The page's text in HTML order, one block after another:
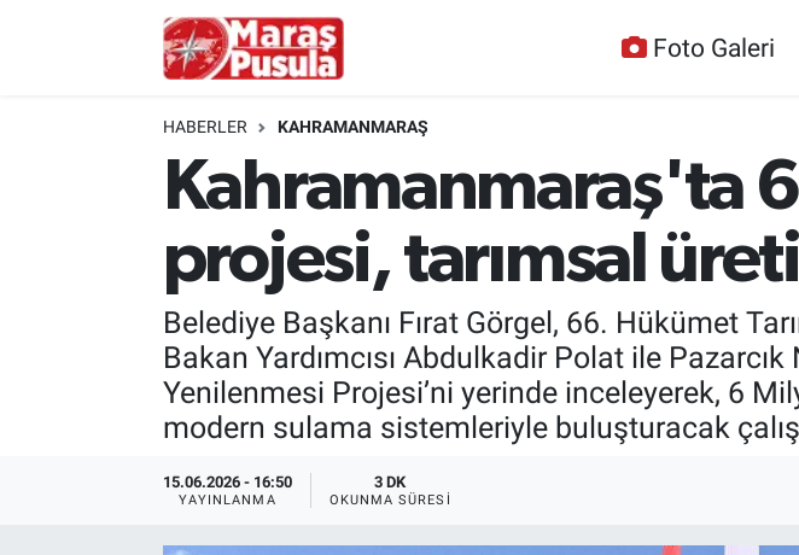
Foto Galeri
HABERLER KAHRAMANMARAŞ
Kahramanmaraş'ta
projesi, tarımsal
Belediye Başkanı Fırat Görgel, 66. Hükümet
Bakan Yardımcısı Abdulkadir Polat ile Pazarcık
Yenilenmesi Projesi’ni yerinde inceleyerek, 6
modern sulama sistemleriyle buluşturacak
15.06.2026 - 16:50
YAYINLANMA
3 DK
OKUNMA SÜRESI
İstanbul Hava Durumu
İstanbul Namaz Vakitleri
İstanbul Trafik Yoğunluk Haritası
Süper Lig Puan Durumu ve Fikstür
Tüm Manşetler